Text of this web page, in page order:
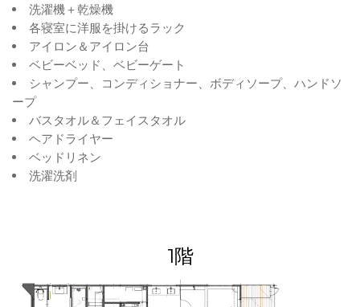
洗濯機＋乾燥機
各寝室に洋服を掛けるラック
アイロン＆アイロン台
ベビーベッド、ベビーゲート
シャンプー、コンディショナー、ボディソープ、ハンドソ
ープ
バスタオル＆フェイスタオル
ヘアドライヤー
ベッドリネン
洗濯洗剤
1階